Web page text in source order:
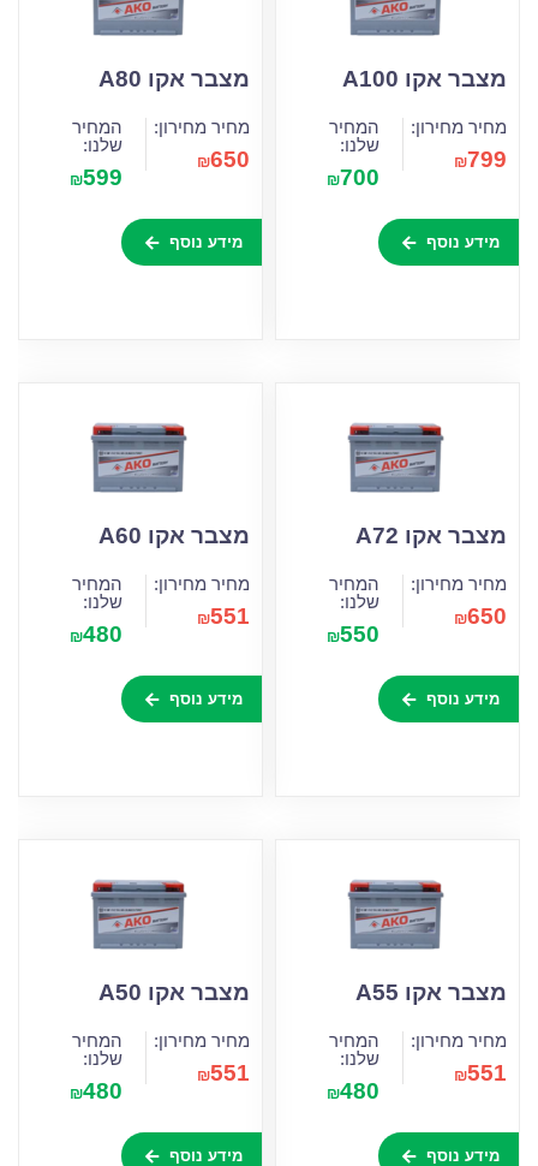
מצבר אקו A100
מחיר מחירון:
₪799
המחיר
שלנו:
₪700
מידע נוסף
מצבר אקו A80
מחיר מחירון:
₪650
המחיר
שלנו:
₪599
מידע נוסף
מצבר אקו A72
מחיר מחירון:
₪650
המחיר
שלנו:
₪550
מידע נוסף
מצבר אקו A60
מחיר מחירון:
₪551
המחיר
שלנו:
₪480
מידע נוסף
מצבר אקו A55
מחיר מחירון:
₪551
המחיר
שלנו:
₪480
מידע נוסף
מצבר אקו A50
מחיר מחירון:
₪551
המחיר
שלנו:
₪480
מידע נוסף